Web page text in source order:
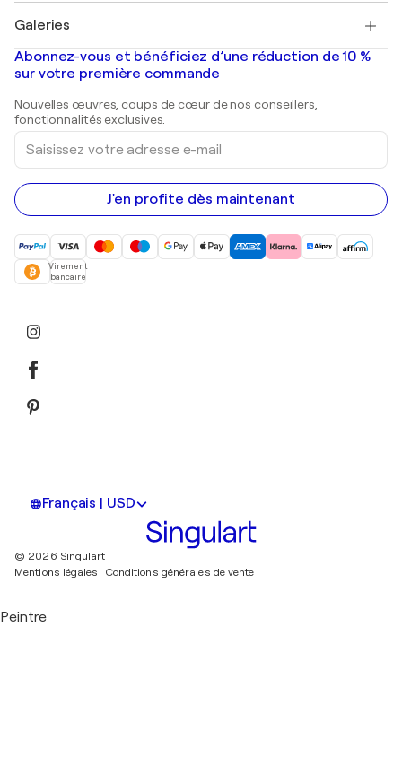
Banksy
Mr. Brainwash
Shepard Fairey
Tableaux abstraits à vendre
Peintures de paysage
Estampes
Peintures acryliques
Galeries
Galeries d'art en France
Galeries d'art en Belgique
Abonnez-vous et bénéficiez d’une réduction de 10 %
sur votre première commande
Nouvelles œuvres, coups de cœur de nos conseillers,
fonctionnalités exclusives.
Saisissez
votre
adresse
e-
mail
J'en profite dès maintenant
Virement
bancaire
Français | USD
© 2026 Singulart
Mentions légales. Conditions générales de vente
Peintre